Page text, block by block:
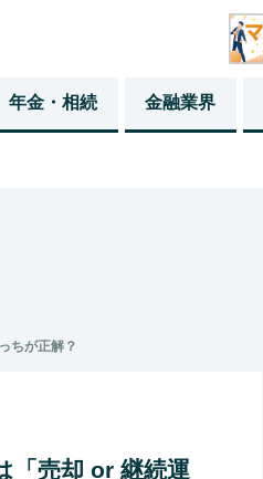
年金・相続 金融業界
ちが正解？
「売却 or 継続運